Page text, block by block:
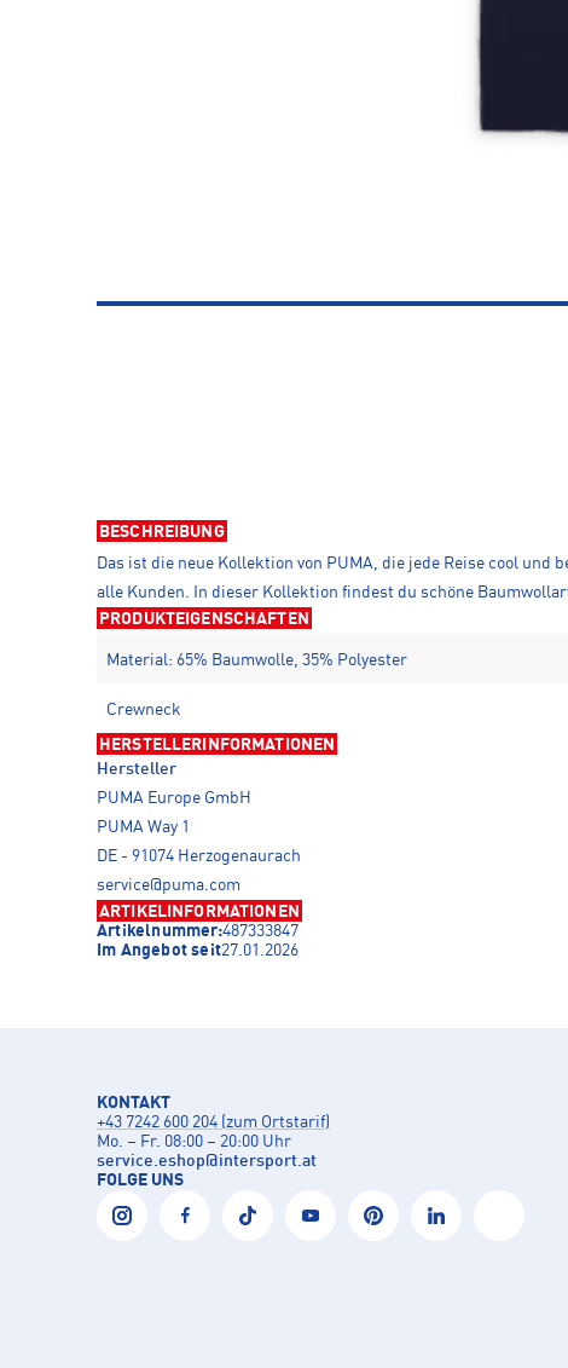
BESCHREIBUNG
Das ist die neue Kollektion von PUMA, die jede Reise cool
alle Kunden. In dieser Kollektion findest du schöne
PRODUKTEIGENSCHAFTEN
Material: 65% Baumwolle, 35% Polyester
Crewneck
HERSTELLERINFORMATIONEN
Hersteller
PUMA Europe GmbH
PUMA Way 1
DE - 91074 Herzogenaurach
service@puma.com
ARTIKELINFORMATIONEN
Artikelnummer:487333847
Im Angebot seit27.01.2026
KONTAKT
+43 7242 600 204 (zum Ortstarif)
Mo. – Fr. 08:00 – 20:00 Uhr
service.eshop@intersport.at
FOLGE UNS